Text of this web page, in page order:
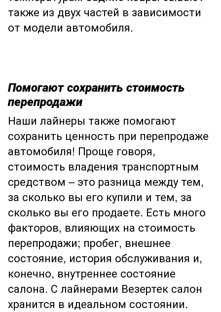
также из двух частей в зависимости
от модели автомобиля.
Помогают сохранить стоимость
перепродажи
Наши лайнеры также помогают
сохранить ценность при перепродаже
автомобиля! Проще говоря,
стоимость владения транспортным
средством – это разница между тем,
за сколько вы его купили и тем, за
сколько вы его продаете. Есть много
факторов, влияющих на стоимость
перепродажи; пробег, внешнее
состояние, история обслуживания и,
конечно, внутреннее состояние
салона. С лайнерами Везертек салон
хранится в идеальном состоянии.